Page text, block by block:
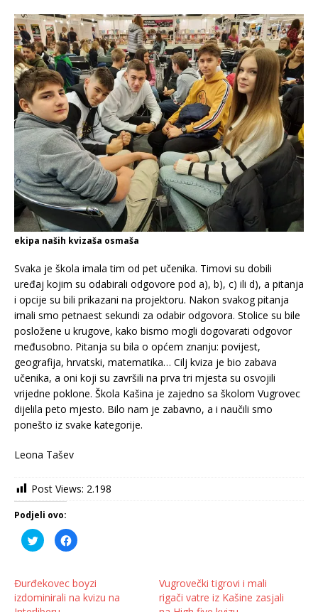
ekipa naših kvizaša osmaša
Svaka je škola imala tim od pet učenika. Timovi su dobili
uređaj kojim su odabirali odgovore pod a), b), c) ili d), a pitanja
i opcije su bili prikazani na projektoru. Nakon svakog pitanja
imali smo petnaest sekundi za odabir odgovora. Stolice su bile
posložene u krugove, kako bismo mogli dogovarati odgovor
međusobno. Pitanja su bila o općem znanju: povijest,
geografija, hrvatski, matematika… Cilj kviza je bio zabava
učenika, a oni koji su završili na prva tri mjesta su osvojili
vrijedne poklone. Škola Kašina je zajedno sa školom Vugrovec
dijelila peto mjesto. Bilo nam je zabavno, a i naučili smo
ponešto iz svake kategorije.
Leona Tašev
Post Views: 2.198
Podjeli ovo:
P
o
e
l
i
n
K
l
m
p
o
Đurđekovec boyzi
izdominirali na kvizu na
Vugrovečki tigrovi i mali
rigači vatre iz Kašine zasjali